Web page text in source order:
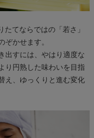
てならではの「若さ」
ぞかせます。
出すには、やはり適度な
り円熟した味わいを目指
え、ゆっくりと進む変化